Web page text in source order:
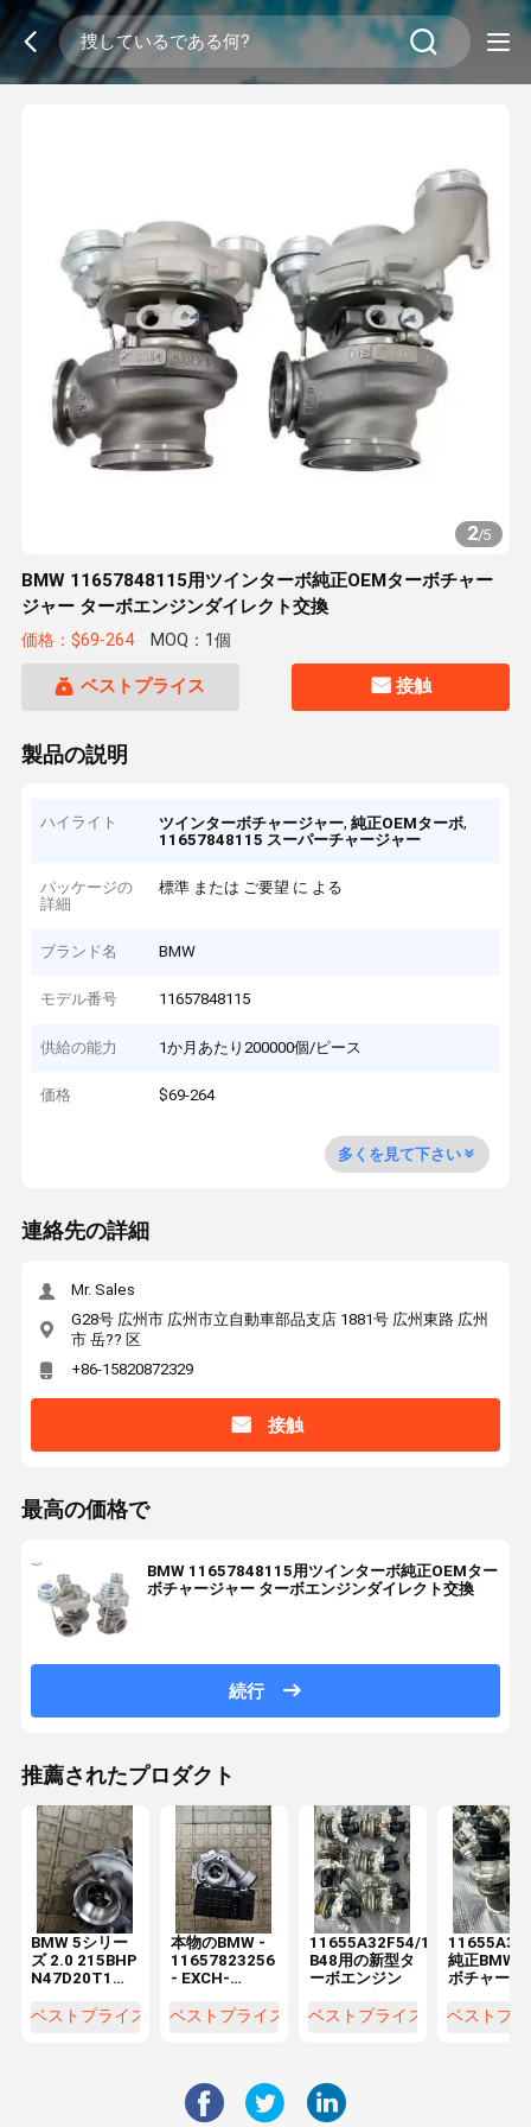
2/5
BMW 11657848115用ツインターボ純正OEMターボチャー
ジャー ターボエンジンダイレクト交換
価格：$69-264 MOQ：1個
ベストプライス 接触
製品の説明
ハイライト ツインターボチャージャー,純正OEMターボ,
11657848115 スーパーチャージャー
パッケージの
詳細
標準 または ご要望 に よる
ブランド名 BMW
モデル番号 11657848115
供給の能力 1か月あたり200000個/ピース
価格 $69-264
多くを見て下さい
連絡先の詳細
Mr. Sales
G28号 広州市 広州市立自動車部品支店 1881号 広州東路 広州
市 岳?? 区
+86-15820872329
接触
最高の価格で
BMW 11657848115用ツインターボ純正OEMター
ボチャージャー ターボエンジンダイレクト交換
続行
推薦されたプロダクト
BMW 5シリー
ズ 2.0 215BHP
N47D20T1用
5435-970-
ベストプライス
本物のBMW -
11657823256
- EXCH-
ジャー (11-
ベストプライス
11655A32F54/
B48用の新型タ
ーボエンジン
ベストプライス
純正BMW
ボチャージ
図参照）
ベストプ